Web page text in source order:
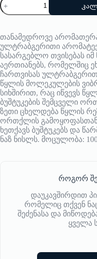
დიფუზორი
Tisserand
Spa
Diffuser
თანამედროვე
ულტრაბგერითი
სასარგებლო თვისებას იმ
აერთიანებს, რომელშიც
ჩართვისას
წყლის მოლეკულების
სიხშირით, რაც იწვევს
ბუშტუკების შემცველი
ზეთი ცხელდება წყლის
ორთქლის
ხეთქავს ბუშტუკებს და
ნაზ ნისლს. მოცულობა:
როგორ
დაუკავშირდით
რომელიც თქვენ
შეძენასა და
ყველა